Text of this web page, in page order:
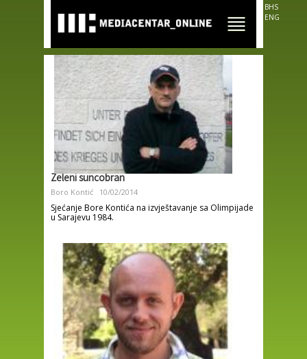
main
content
BHS
ENG
Zeleni suncobran
Boro Kontić 10/02/2014
Sjećanje Bore Kontića na izvještavanje sa Olimpijade
u Sarajevu 1984.